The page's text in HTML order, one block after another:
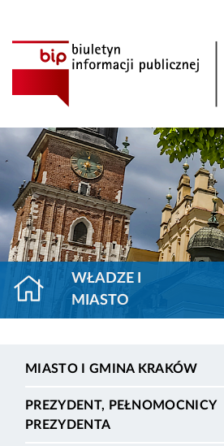
WŁADZE I
MIASTO
MIASTO I GMINA KRAKÓW
PREZYDENT, PEŁNOMOCNICY
PREZYDENTA